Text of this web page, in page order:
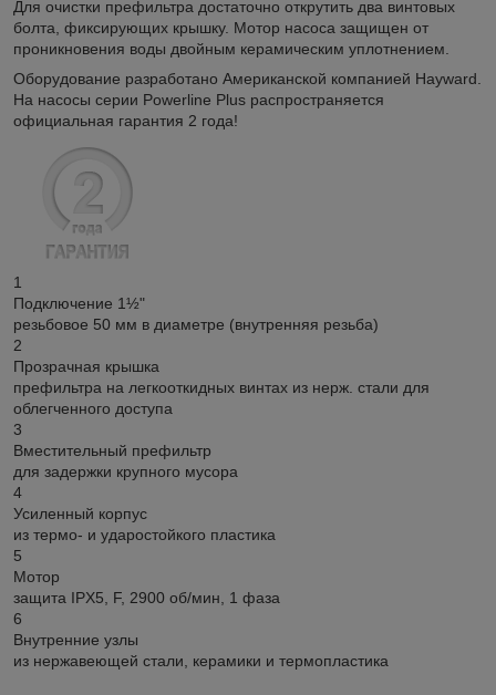
Для очистки префильтра достаточно открутить два винтовых
болта, фиксирующих крышку. Мотор насоса защищен от
проникновения воды двойным керамическим уплотнением.
Оборудование разработано Американской компанией Hayward.
На насосы серии Powerline Plus распространяется
официальная гарантия 2 года!
1
Подключение 1½"
резьбовое 50 мм в диаметре (внутренняя резьба)
2
Прозрачная крышка
префильтра на легкооткидных винтах из нерж. стали для
облегченного доступа
3
Вместительный префильтр
для задержки крупного мусора
4
Усиленный корпус
из термо- и ударостойкого пластика
5
Мотор
защита IPX5, F, 2900 об/мин, 1 фаза
6
Внутренние узлы
из нержавеющей стали, керамики и термопластика